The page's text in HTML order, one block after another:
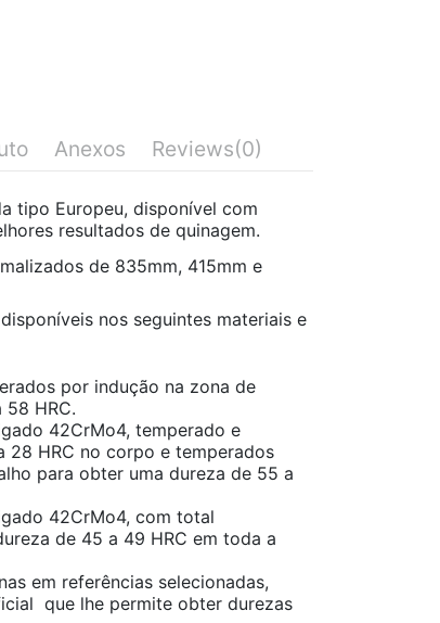
Anexos Reviews(0)
tipo Europeu, disponível com
resultados de quinagem.
de 835mm, 415mm e
nos seguintes materiais e
por indução na zona de
HRC.
42CrMo4, temperado e
28 HRC no corpo e temperados
para obter uma dureza de 55 a
42CrMo4, com total
de 45 a 49 HRC em toda a
em referências selecionadas,
que lhe permite obter durezas